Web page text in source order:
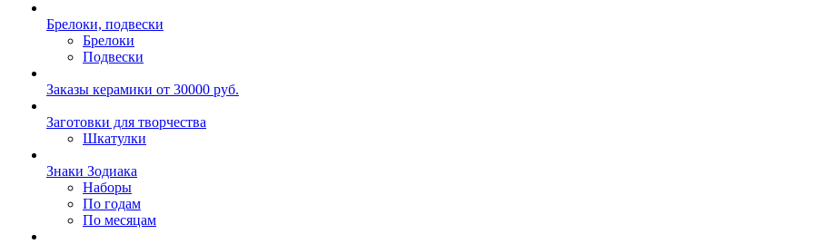
Брелоки, подвески
Брелоки
Подвески
Заказы керамики от 30000 руб.
Заготовки для творчества
Шкатулки
Знаки Зодиака
Наборы
По годам
По месяцам